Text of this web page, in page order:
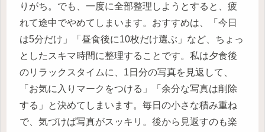
りがち。でも、一度に全部整理しようとすると、疲
れて途中でやめてしまいます。おすすめは、「今日
は5分だけ」「昼食後に10枚だけ選ぶ」など、ちょっ
としたスキマ時間に整理することです。私は夕食後
のリラックスタイムに、1日分の写真を見返して、
「お気に入りマークをつける」「余分な写真は削除
する」と決めてしまいます。毎日の小さな積み重ね
で、気づけば写真がスッキリ。後から見返すのも楽